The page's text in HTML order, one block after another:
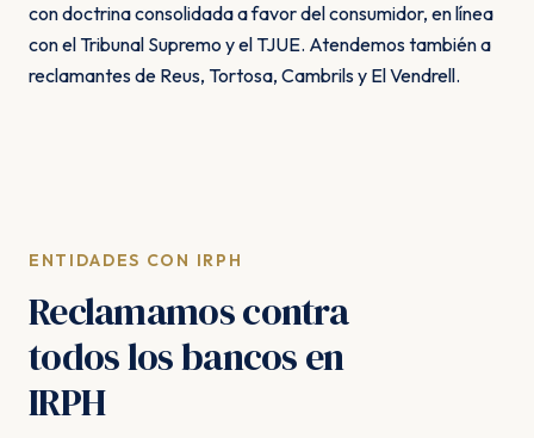
con doctrina consolidada a favor del consumidor, en línea
con el Tribunal Supremo y el TJUE. Atendemos también a
reclamantes de Reus, Tortosa, Cambrils y El Vendrell.
ENTIDADES CON IRPH
Reclamamos contra
todos los bancos en
IRPH